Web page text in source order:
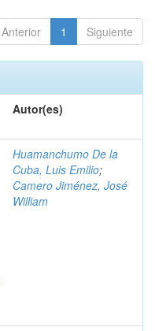
Anterior 1 Siguiente
Autor(es)
Huamanchumo De la
Cuba, Luis Emilio;
Camero Jiménez, José
William